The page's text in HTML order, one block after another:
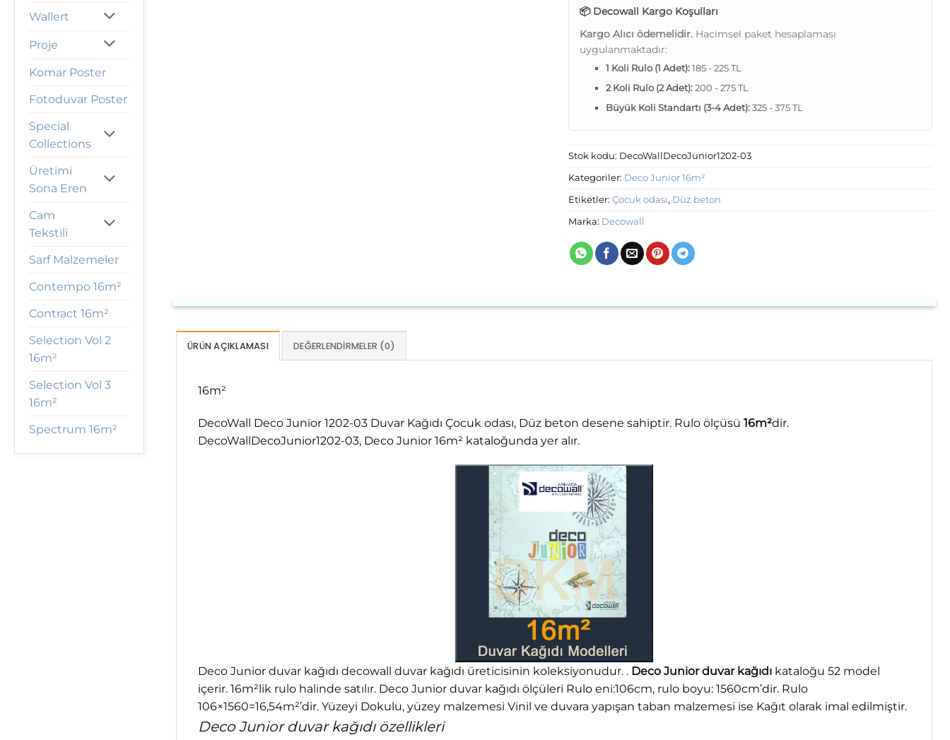
Wallert
Proje
Komar Poster
Fotoduvar Poster
Special
Collections
Üretimi
Sona Eren
Cam
Tekstili
Sarf Malzemeler
Contempo 16m²
Contract 16m²
Selection Vol 2
16m²
Selection Vol 3
16m²
Spectrum 16m²
📦 Decowall Kargo Koşulları
Kargo Alıcı ödemelidir. Hacimsel paket hesaplaması
uygulanmaktadır:
1 Koli Rulo (1 Adet):185 - 225 TL
2 Koli Rulo (2 Adet):200 - 275 TL
Büyük Koli Standartı (3-4 Adet):325 - 375 TL
Stok kodu: DecoWallDecoJunior1202-03
Kategoriler: Deco Junior 16m²
Etiketler: Çocuk odası, Düz beton
Marka: Decowall
ÜRÜN AÇIKLAMASI DEĞERLENDIRMELER (0)
16m²
DecoWall Deco Junior 1202-03 Duvar Kağıdı Çocuk odası, Düz beton desene sahiptir. Rulo ölçüsü 16m²dir.
DecoWallDecoJunior1202-03, Deco Junior 16m² kataloğunda yer alır.
Deco Junior duvar kağıdı decowall duvar kağıdı üreticisinin koleksiyonudur. . Deco Junior duvar kağıdı kataloğu 52 model
içerir. 16m²lik rulo halinde satılır. Deco Junior duvar kağıdı ölçüleri Rulo eni:106cm, rulo boyu: 1560cm’dir. Rulo
106×1560=16,54m²’dir. Yüzeyi Dokulu, yüzey malzemesi Vinil ve duvara yapışan taban malzemesi ise Kağıt olarak imal edilmiştir.
Deco Junior duvar kağıdı özellikleri